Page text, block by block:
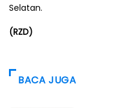
Selatan.
(RZD)
BACA JUGA